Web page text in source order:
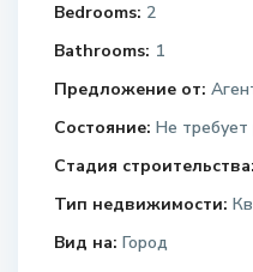
Bedrooms: 2
Bathrooms: 1
Предложение от:
Состояние: Не требует
Стадия строительства:
Тип недвижимости:
Вид на: Город